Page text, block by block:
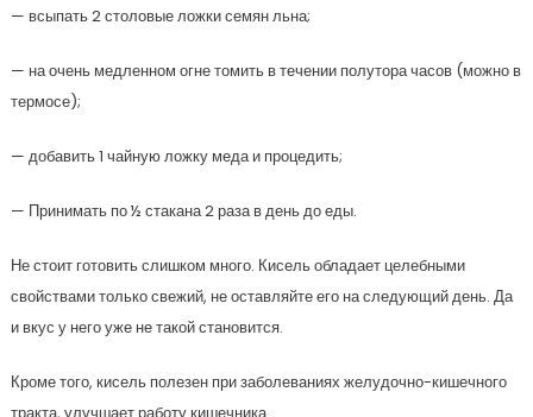
— всыпать 2 столовые ложки семян льна;
— на очень медленном огне томить в течении полутора часов (можно в
термосе);
— добавить 1 чайную ложку меда и процедить;
— Принимать по ½ стакана 2 раза в день до еды.
Не стоит готовить слишком много. Кисель обладает целебными
свойствами только свежий, не оставляйте его на следующий день. Да
и вкус у него уже не такой становится.
Кроме того, кисель полезен при заболеваниях желудочно-кишечного
тракта, улучшает работу кишечника.